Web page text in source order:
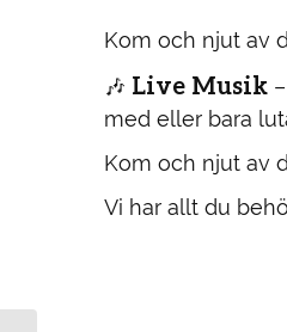
Kom och njut av
🎶 Live Musik
med eller bara
Kom och njut av
Vi har allt du